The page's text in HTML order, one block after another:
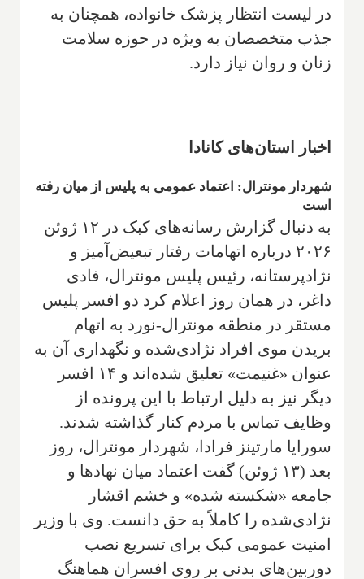
در لیست انتظار پزشک خانواده، همچنان به
جذب متخصصان به ویژه در حوزه سلامت
زنان و روان نیاز دارد.
اخبار استان‌های کانادا
شهردار مونترال: اعتماد عمومی به پلیس از میان رفته
است
به دنبال گزارش رسانه‌های کبک در ۱۲ ژوئن
۲۰۲۶ درباره اتهامات رفتار تبعیض‌آمیز و
نژادپرستانه، رئیس پلیس مونترال، فادی
داغر، در همان روز اعلام کرد دو افسر پلیس
مستقر در منطقه مونترال-نورد به اتهام
بریدن موی افراد نژادی‌شده و نگهداری آن به
عنوان «غنیمت» تعلیق شده‌اند و ۱۴ افسر
دیگر نیز به دلیل ارتباط با این پرونده از
وظایف تماس با مردم کنار گذاشته شدند.
سورایا مارتینز فرادا، شهردار مونترال، روز
بعد (۱۳ ژوئن) گفت اعتماد میان نهادها و
جامعه «شکسته شده» و خشم اقشار
نژادی‌شده را کاملاً به حق دانست. وی با وزیر
امنیت عمومی کبک برای تسریع نصب
دوربین‌های بدنی بر روی افسران هماهنگ